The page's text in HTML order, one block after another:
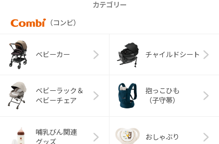
カテゴリー
（コンビ）
ベビーカー チャイルドシート
ベビーラック＆
ベビーチェア
抱っこひも
（子守帯）
哺乳びん関連
グッズ
おしゃぶり